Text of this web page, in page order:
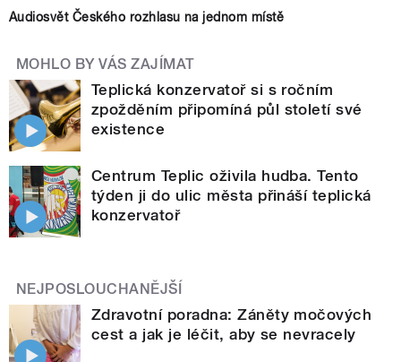
Audiosvět Českého rozhlasu na jednom místě
MOHLO BY VÁS ZAJÍMAT
Teplická konzervatoř si s ročním
zpožděním připomíná půl století své
existence
Centrum Teplic oživila hudba. Tento
týden ji do ulic města přináší teplická
konzervatoř
NEJPOSLOUCHANĚJŠÍ
Zdravotní poradna: Záněty močových
cest a jak je léčit, aby se nevracely